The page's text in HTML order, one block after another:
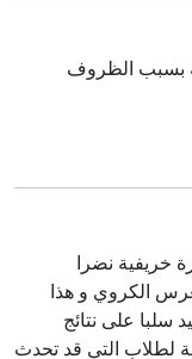
بسبب الظروف
خريفية نضرا
الكروي و هذا
على نتائج
لطلاب التي قد تحدث